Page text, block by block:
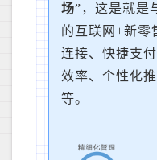
场”，这是就是
的互联网+新零
连接、快捷支
效率、个性化
等。